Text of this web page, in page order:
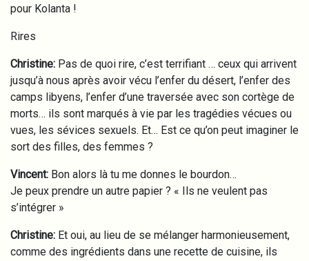
pour Kolanta !
Rires
Christine: Pas de quoi rire, c’est terrifiant … ceux qui arrivent
jusqu’à nous après avoir vécu l’enfer du désert, l’enfer des
camps libyens, l’enfer d’une traversée avec son cortège de
morts… ils sont marqués à vie par les tragédies vécues ou
vues, les sévices sexuels. Et… Est ce qu’on peut imaginer le
sort des filles, des femmes ?
Vincent: Bon alors là tu me donnes le bourdon…
Je peux prendre un autre papier ? « Ils ne veulent pas
s’intégrer »
Christine: Et oui, au lieu de se mélanger harmonieusement,
comme des ingrédients dans une recette de cuisine, ils